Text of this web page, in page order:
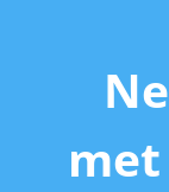
met